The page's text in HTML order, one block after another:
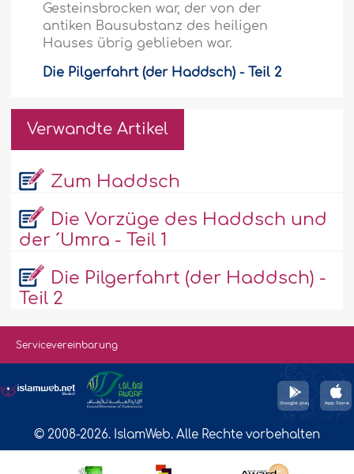
Gesteinsbrocken war, der von der
antiken Bausubstanz des heiligen
Hauses übrig geblieben war.
Die Pilgerfahrt (der Haddsch) - Teil 2
Verwandte Artikel
Zum Haddsch
Die Vorzüge des Haddsch und
der ´Umra - Teil 1
Die Pilgerfahrt (der Haddsch) -
Teil 2
Servicevereinbarung
© 2008-2026. IslamWeb. Alle Rechte vorbehalten